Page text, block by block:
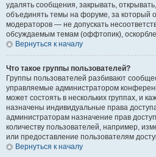
удалять сообщения, закрывать,
объединять темы на форуме, за который
модераторов — не допускать
обсуждаемым темам (оффтопик),
Вернуться к началу
Что такое группы пользователей?
Группы пользователей разбивают
управляемые администратором
может состоять в нескольких группах, и
назначены индивидуальные права
администраторам назначение прав
количеству пользователей, например,
или предоставление пользователям
Вернуться к началу